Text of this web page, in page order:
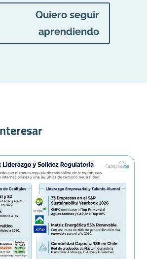
Quiero seguir
aprendiendo